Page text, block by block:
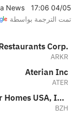
News
17:06 04/05
تمت الترجمة بواسطة
Corp.
ARKR
Aterian Inc
ATER
USA, Inc.
BZH